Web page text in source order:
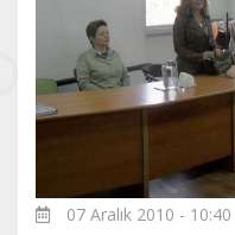
07 Aralık 2010 - 10:40